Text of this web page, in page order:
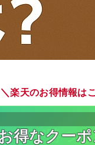
＼楽天のお得情報は
得なクー